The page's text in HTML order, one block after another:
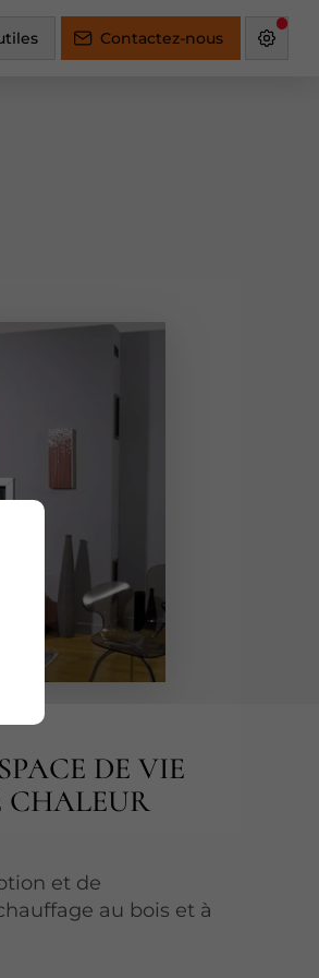
Contactez-nous
DE VIE
CHALEUR
et de
au bois et à